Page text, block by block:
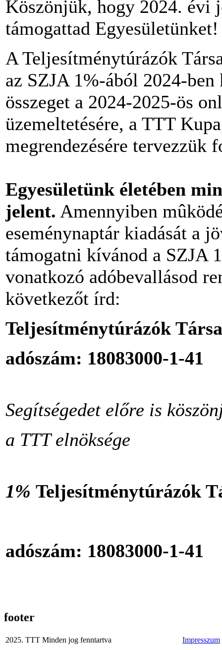
Köszönjük, hogy 2024. évi
támogattad Egyesületünket!
A Teljesítménytúrázók
az SZJA 1%-ából 2024-
összeget a 2024-2025-ös
üzemeltetésére, a TTT
megrendezésére tervezzük
Egyesületünk életében
jelent. Amennyiben
eseménynaptár kiadását a
támogatni kívánod a SZJA
vonatkozó adóbevallásod
következőt írd:
Teljesítménytúrázók
adószám: 18083000-1-41
Segítségedet előre is
a TTT elnöksége
1% Teljesítménytúrázók
adószám: 18083000-1-41
footer
2025. TTT Minden jog fenntartva Impresszum